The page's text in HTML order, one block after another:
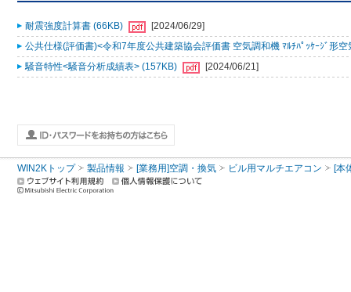
耐震強度計算書 (66KB)
[2024/06/29]
公共仕様(評価書)<令和7年度公共建築協会評価書 空気調和機 ﾏﾙﾁﾊﾟｯｹｰｼﾞ形
騒音特性<騒音分析成績表> (157KB)
[2024/06/21]
WIN2Kトップ 製品情報 [業務用]空調・換気 ビル用マルチエアコン [本